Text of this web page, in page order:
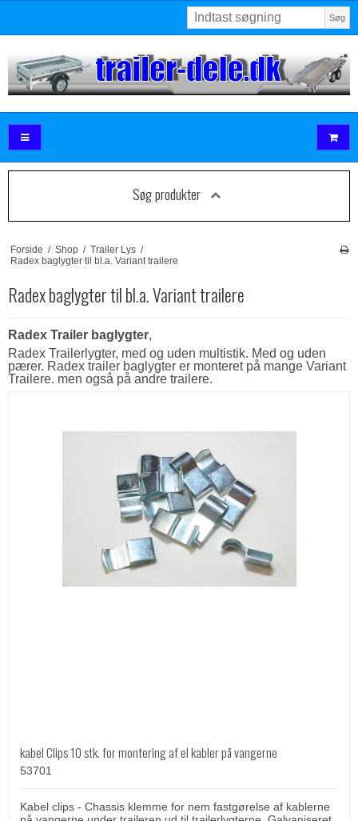
Søg
Søg produkter
Forside / Shop / Trailer Lys /
Radex baglygter til bl.a. Variant trailere
Radex baglygter til bl.a. Variant trailere
Radex Trailer baglygter,
Radex Trailerlygter, med og uden multistik. Med og uden
pærer. Radex trailer baglygter er monteret på mange Variant
Trailere. men også på andre trailere.
kabel Clips 10 stk. for montering af el kabler på vangerne
53701
Kabel clips - Chassis klemme for nem fastgørelse af kablerne